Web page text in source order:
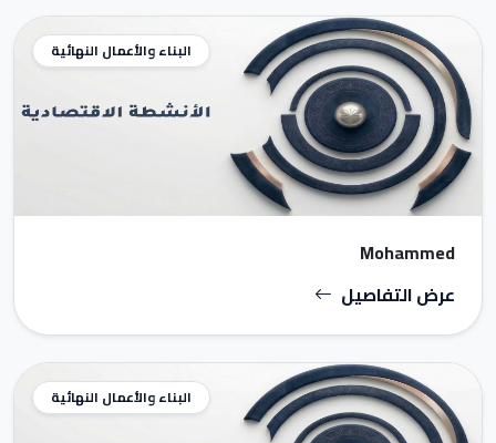
البناء والأعمال النهائية
Mohammed
عرض التفاصيل
البناء والأعمال النهائية